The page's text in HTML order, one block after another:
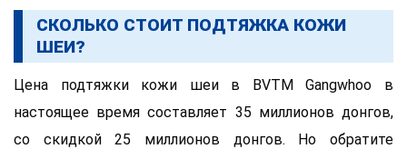
СКОЛЬКО СТОИТ ПОДТЯЖКА КОЖИ
ШЕИ?
Цена подтяжки кожи шеи в BVTM Gangwhoo в
настоящее время составляет 35 миллионов донгов,
со скидкой 25 миллионов донгов. Но обратите